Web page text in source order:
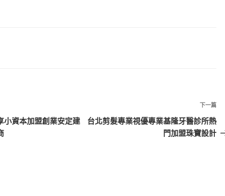
小資本加盟創業安定建
下
一
篇
下一篇
台北剪髮專業視優專業基隆牙醫診所熱
門加盟珠寶設計